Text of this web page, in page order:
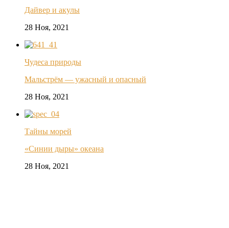
Дайвер и акулы
28 Ноя, 2021
Чудеса природы
Мальстрём — ужасный и опасный
28 Ноя, 2021
Тайны морей
«Синии дыры» океана
28 Ноя, 2021